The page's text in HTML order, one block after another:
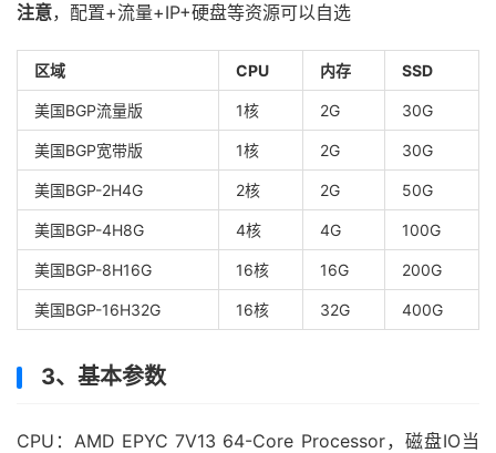
注意，配置+流量+IP+硬盘等资源可以自选
区域 CPU 内存 SSD
美国BGP流量版 1核 2G 30G
美国BGP宽带版 1核 2G 30G
美国BGP-2H4G 2核 2G 50G
美国BGP-4H8G 4核 4G 100G
美国BGP-8H16G 16核 16G 200G
美国BGP-16H32G 16核 32G 400G
3、基本参数
CPU：AMD EPYC 7V13 64-Core Processor，磁盘IO当